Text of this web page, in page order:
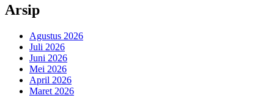
Arsip
Agustus 2026
Juli 2026
Juni 2026
Mei 2026
April 2026
Maret 2026